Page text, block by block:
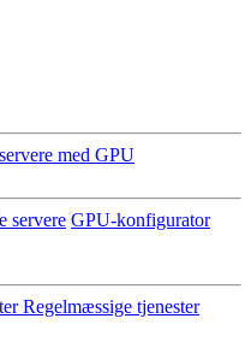
med GPU
servere GPU-konfigurator
Regelmæssige tjenester